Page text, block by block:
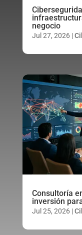
negocio
Jul 27, 2026|
Consultoría
inversión
Jul 25, 2026|